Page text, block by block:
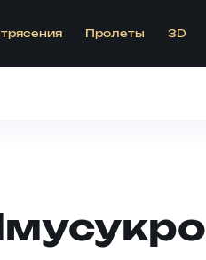
Пролеты 3D